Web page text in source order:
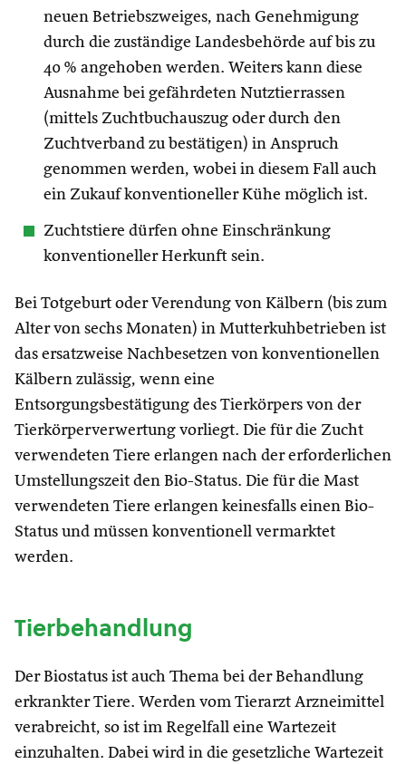
neuen Betriebszweiges, nach Genehmigung
durch die zuständige Landesbehörde auf bis zu
40 % angehoben werden. Weiters kann diese
Ausnahme bei gefährdeten Nutztierrassen
(mittels Zuchtbuchauszug oder durch den
Zuchtverband zu bestätigen) in Anspruch
genommen werden, wobei in diesem Fall auch
ein Zukauf konventioneller Kühe möglich ist.
Zuchtstiere dürfen ohne Einschränkung
konventioneller Herkunft sein.
Bei Totgeburt oder Verendung von Kälbern (bis zum
Alter von sechs Monaten) in Mutterkuhbetrieben ist
das ersatzweise Nachbesetzen von konventionellen
Kälbern zulässig, wenn eine
Entsorgungsbestätigung des Tierkörpers von der
Tierkörperverwertung vorliegt. Die für die Zucht
verwendeten Tiere erlangen nach der erforderlichen
Umstellungszeit den Bio-Status. Die für die Mast
verwendeten Tiere erlangen keinesfalls einen Bio-
Status und müssen konventionell vermarktet
werden.
Tierbehandlung
Der Biostatus ist auch Thema bei der Behandlung
erkrankter Tiere. Werden vom Tierarzt Arzneimittel
verabreicht, so ist im Regelfall eine Wartezeit
einzuhalten. Dabei wird in die gesetzliche Wartezeit